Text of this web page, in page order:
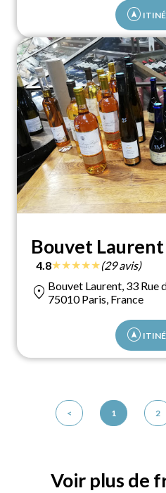
assistant_navigation
Bouvet Laurent
4.8★★★★★(29 avis)
location_on Bouvet Laurent, 33 Rue
75010 Paris, France
assistant_navigation
< 1 2
Voir plus de